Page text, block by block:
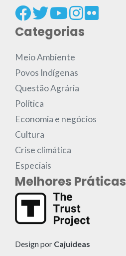
Categorias
Meio Ambiente
Povos Indígenas
Questão Agrária
Política
Economia e negócios
Cultura
Crise climática
Especiais
Melhores Práticas
Design por Cajuideas